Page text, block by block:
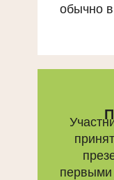
обычно
первыми